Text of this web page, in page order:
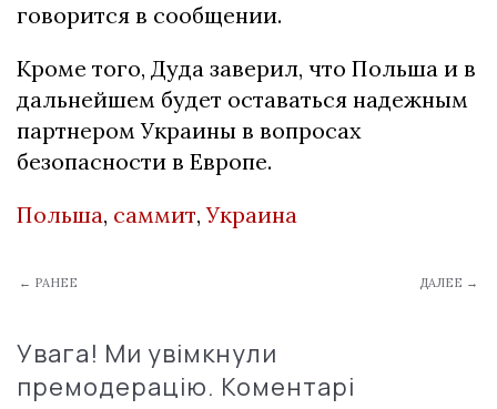
говорится в сообщении.
Кроме того, Дуда заверил, что Польша и в
дальнейшем будет оставаться надежным
партнером Украины в вопросах
безопасности в Европе.
Польша, саммит,Украина
← РАНЕЕ ДАЛЕЕ →
Увага! Ми увімкнули
премодерацію. Коментарі